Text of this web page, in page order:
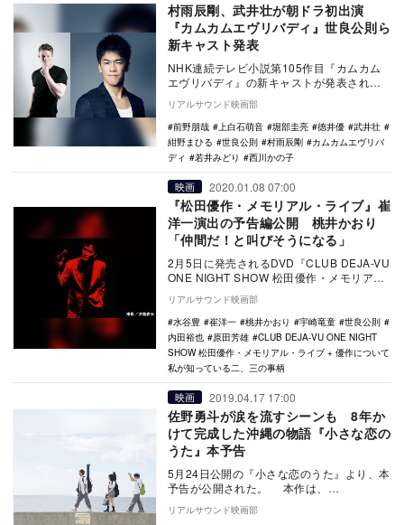
村雨辰剛、武井壮が朝ドラ初出演
『カムカムエヴリバディ』世良公則ら
新キャスト発表
NHK連続テレビ小説第105作目『カムカム
エヴリバディ』の新キャストが発表され
た。 本作は、昭和・平成・令和の時代
に、ラジオ…
リアルサウンド映画部
前野朋哉
上白石萌音 堀部圭亮 徳井優
武井壮
紺野まひる
世良公則 村雨辰剛
カムカムエヴリバ
ディ
若井みどり 西川かの子
映画 2020.01.08 07:00
『松田優作・メモリアル・ライブ』崔
洋一演出の予告編公開 桃井かおり
「仲間だ！と叫びそうになる」
2月5日に発売されるDVD『CLUB DEJA-VU
ONE NIGHT SHOW 松田優作・メモリア
ル・ライブ + 優作につい…
リアルサウンド映画部
水谷豊
崔洋一 桃井かおり 宇崎竜童
世良公則
内田裕也
原田芳雄
CLUB DEJA-VU ONE NIGHT
SHOW 松田優作・メモリアル・ライブ + 優作について
私が知っている二、三の事柄
映画 2019.04.17 17:00
佐野勇斗が涙を流すシーンも 8年か
けて完成した沖縄の物語『小さな恋の
うた』本予告
5月24日公開の『小さな恋のうた』より、本
予告が公開された。 本作は、
MONGOL800が2001年にリリースした楽曲
「小さ…
リアルサウンド映画部